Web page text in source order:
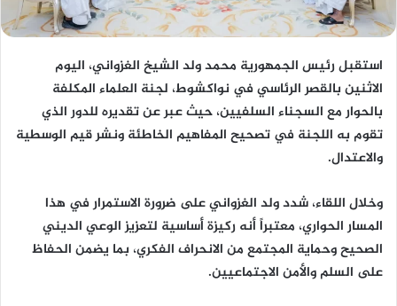
استقبل رئيس الجمهورية محمد ولد الشيخ الغزواني، اليوم
الاثنين بالقصر الرئاسي في نواكشوط، لجنة العلماء المكلفة
بالحوار مع السجناء السلفيين، حيث عبر عن تقديره للدور الذي
تقوم به اللجنة في تصحيح المفاهيم الخاطئة ونشر قيم الوسطية
والاعتدال.
وخلال اللقاء، شدد ولد الغزواني على ضرورة الاستمرار في هذا
المسار الحواري، معتبراً أنه ركيزة أساسية لتعزيز الوعي الديني
الصحيح وحماية المجتمع من الانحراف الفكري، بما يضمن الحفاظ
على السلم والأمن الاجتماعيين.